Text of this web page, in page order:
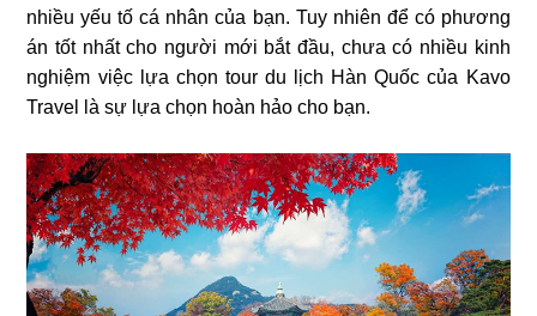
nhiều yếu tố cá nhân của bạn. Tuy nhiên để có phương
án tốt nhất cho người mới bắt đầu, chưa có nhiều kinh
nghiệm việc lựa chọn tour du lịch Hàn Quốc của Kavo
Travel là sự lựa chọn hoàn hảo cho bạn.